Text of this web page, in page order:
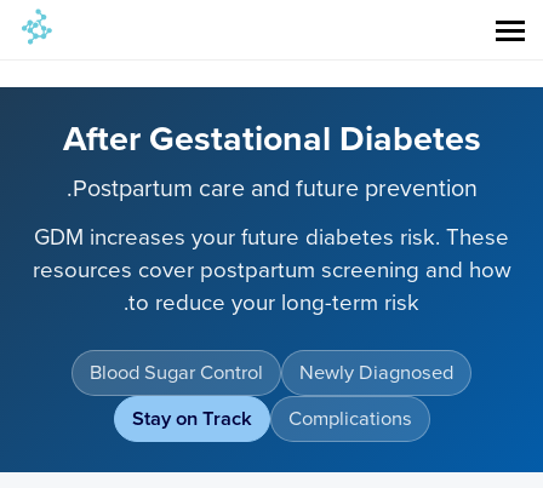
After Gestational Diabetes
Postpartum care and future prevention.
GDM increases your future diabetes risk. These
resources cover postpartum screening and how
to reduce your long-term risk.
Newly Diagnosed
Blood Sugar Control
Complications
Stay on Track